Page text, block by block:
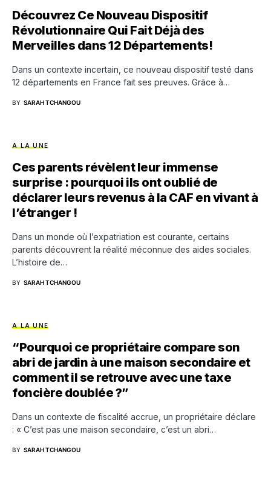
Découvrez Ce Nouveau Dispositif
Révolutionnaire Qui Fait Déjà des
Merveilles dans 12 Départements!
Dans un contexte incertain, ce nouveau dispositif testé dans
12 départements en France fait ses preuves. Grâce à…
BY SARAH TCHANGOU
A LA UNE
Ces parents révèlent leur immense
surprise : pourquoi ils ont oublié de
déclarer leurs revenus à la CAF en vivant à
l’étranger !
Dans un monde où l’expatriation est courante, certains
parents découvrent la réalité méconnue des aides sociales.
L’histoire de…
BY SARAH TCHANGOU
A LA UNE
“Pourquoi ce propriétaire compare son
abri de jardin à une maison secondaire et
comment il se retrouve avec une taxe
foncière doublée ?”
Dans un contexte de fiscalité accrue, un propriétaire déclare
: « C’est pas une maison secondaire, c’est un abri…
BY SARAH TCHANGOU